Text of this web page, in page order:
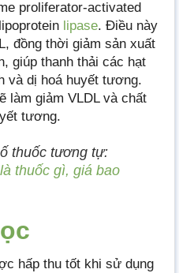
proliferator-activated
lipase. Điều này
đồng thời giảm sản xuất
giúp thanh thải các hạt
và dị hoá huyết tương.
làm giảm VLDL và chất
tương.
thuốc tương tự:
thuốc gì, giá bao
hấp thu tốt khi sử dụng